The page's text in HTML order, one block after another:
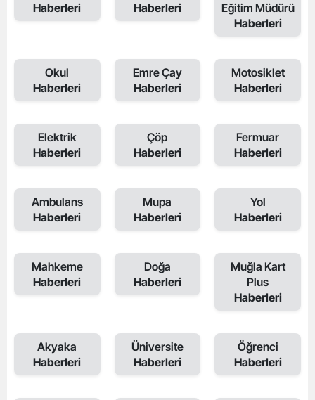
Haberleri
Haberleri
Eğitim Müdürü
Haberleri
Okul
Haberleri
Emre Çay
Haberleri
Motosiklet
Haberleri
Elektrik
Haberleri
Çöp
Haberleri
Fermuar
Haberleri
Ambulans
Haberleri
Mupa
Haberleri
Yol
Haberleri
Mahkeme
Haberleri
Doğa
Haberleri
Muğla Kart
Plus
Haberleri
Akyaka
Haberleri
Üniversite
Haberleri
Öğrenci
Haberleri